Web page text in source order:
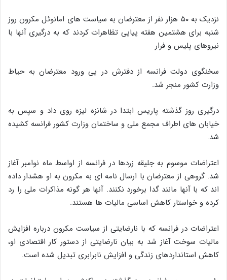
نزدیک به ۵۰ هزار نفر از معترضان به سیاست های امانوئل مکرون روز
شنبه برای هشتمین هفته پیاپی تظاهرات کردند که به درگیری آنها با
نیروهای پلیس و فرار
سخنگوی دولت فرانسه از دفترش در پی ورود معترضان به حیاط
وزارت کشور منجر شد.
درگیری روز گذشته پاریس ابتدا در شانزه لیزه روی داد و سپس به
خیابان های اطراف مجمع ملی و ساختمان وزارت کشور فرانسه کشیده
شد.
اعتراضات موسوم به جلیقه زردها در فرانسه از اواسط ماه نوامبر آغاز
شد. گروهی از معترضان با ارسال نامه ای به مکرون به او هشدار داده
اند که با آنها مانند گدا برخورد نکنند. آنها هر گونه مذاکرات ملی را رد
کرده و خواستار کاهش اساسی مالیات ها هستند.
اعتراضات در فرانسه که با نارضایتی از سیاست مکرون درباره افزایش
مالیات سوخت آغاز شد به بیان نارضایتی از دستور کار اقتصادی او،
کاهش استانداردهای زندگی و افزایش نابرابری تبدیل شده است.